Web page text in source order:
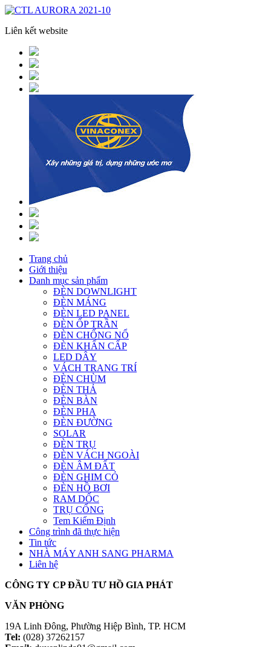
Liên kết website
Trang chủ
Giới thiệu
Danh mục sản phẩm
ĐÈN DOWNLIGHT
ĐÈN MÁNG
ĐÈN LED PANEL
ĐÈN ỐP TRẦN
ĐÈN CHỐNG NỔ
ĐÈN KHẨN CẤP
LED DÂY
VÁCH TRANG TRÍ
ĐÈN CHÙM
ĐÈN THẢ
ĐÈN BÀN
ĐÈN PHA
ĐÈN ĐƯỜNG
SOLAR
ĐÈN TRỤ
ĐÈN VÁCH NGOÀI
ĐÈN ÂM ĐẤT
ĐÈN GHIM CỎ
ĐÈN HỒ BƠI
RAM DỐC
TRỤ CỔNG
Tem Kiểm Định
Công trình đã thực hiện
Tin tức
NHÀ MÁY ANH SANG PHARMA
Liên hệ
CÔNG TY CP ĐẦU TƯ HỒ GIA PHÁT
VĂN PHÒNG
19A Linh Đông, Phường Hiệp Bình, TP. HCM
Tel: (028) 37262157